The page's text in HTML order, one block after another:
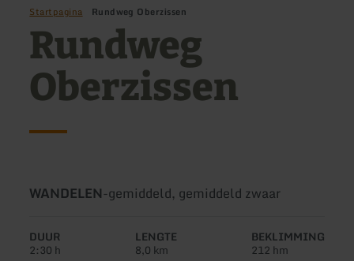
Startpagina Rundweg Oberzissen
Rundweg
Oberzissen
Soort
WANDELEN-Moeilijkheidsgraad:
gemiddeld, gemiddeld zwaar
DUUR
2:30 h
LENGTE
8,0 km
BEKLIMMING
212 hm